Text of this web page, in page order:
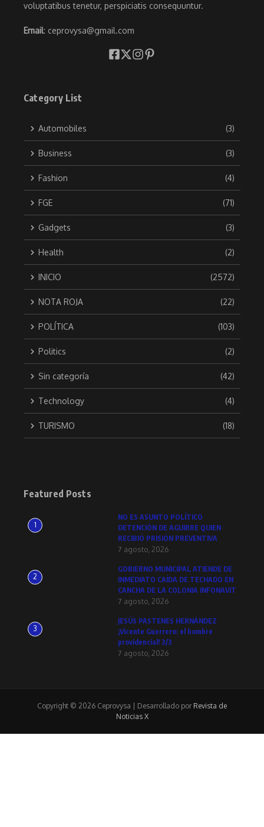
voluptatibus tenetur, perspiciatis consequuntur.
Email: ceprovysa@gmail.com
Category List
Automobiles (3)
Business (3)
Fashion (4)
FGE (71)
Gadgets (3)
Health (2)
INICIO (2572)
NOTA ROJA (22)
POLÍTICA (103)
Politics (2)
Sin categoría (42)
Technology (4)
TURISMO (18)
Featured Posts
1
NO ES ASUNTO POLÍTICO
DETENCIÓN DE AGUIRRE QUIEN
RECIBIÓ PRISIÓN PREVENTIVA
7 agosto, 2026
2
GOBIERNO MUNICIPAL ATIENDE DE
INMEDIATO CAÍDA DE TECHADO EN
CANCHA DE LA COLONIA INFONAVIT
7 agosto, 2026
3
JESÚS PASTENES HERNÁNDEZ
¡Vicente Guerrero: el hombre
providencial! 3/3
7 agosto, 2026
Copyright © 2026 Ceprovysa | Desarrollado por Revista de
Noticias X